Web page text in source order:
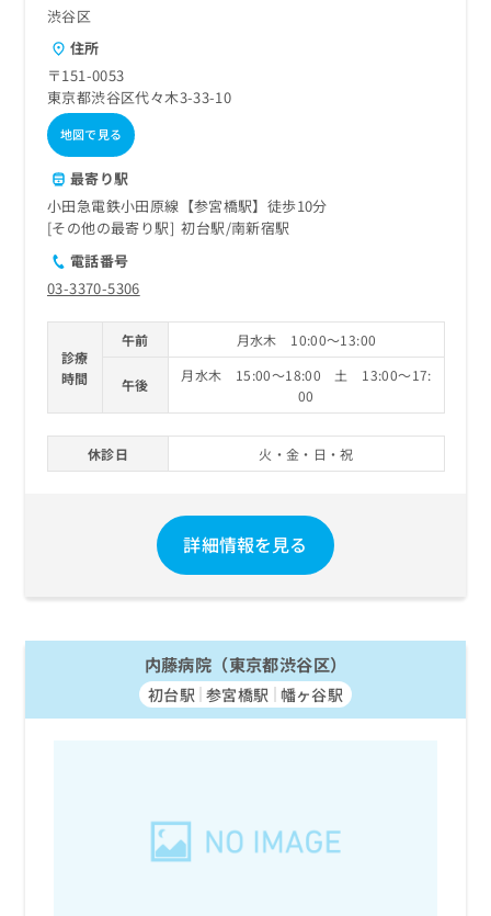
渋谷区
住所
〒151-0053
東京都渋谷区代々木3-33-10
地図で見る
最寄り駅
小田急電鉄小田原線【参宮橋駅】徒歩10分
その他の最寄り駅
初台駅 南新宿駅
電話番号
03-3370-5306
診療
時間
午前 月水木 10:00～13:00
午後
月水木 15:00～18:00 土 13:00～17:
00
休診日 火・金・日・祝
詳細情報を見る
内藤病院（東京都渋谷区）
初台駅 参宮橋駅 幡ヶ谷駅